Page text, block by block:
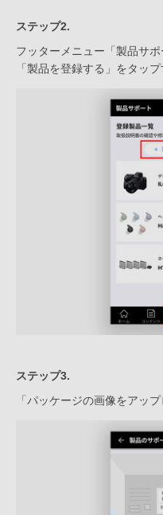
ステップ2.
フッターメニュー「製品サポ
「製品を登録する」をタップ
ステップ3.
「パッケージの画像をアッ